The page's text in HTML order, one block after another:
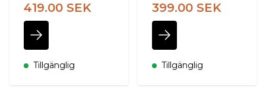
419.00 SEK
Tillgänglig
399.00 SEK
Tillgänglig